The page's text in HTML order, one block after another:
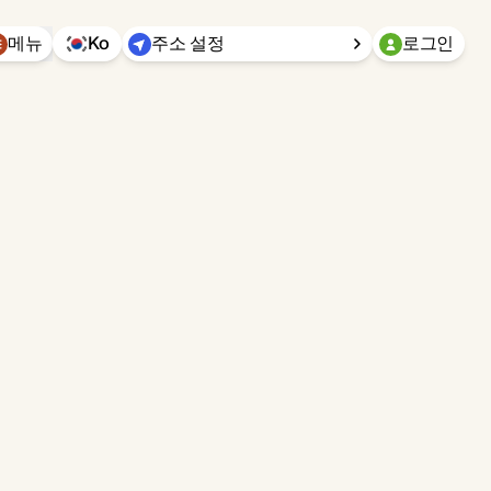
메뉴 주소 설정
Ko 로그인